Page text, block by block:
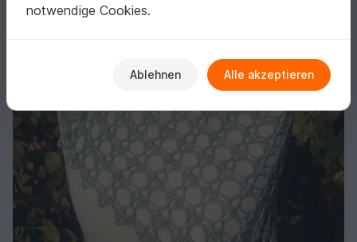
notwendige Cookies.
Ablehnen Alle akzeptieren